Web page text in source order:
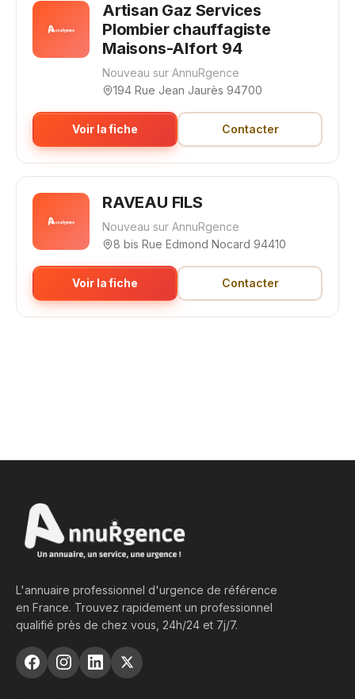
Artisan Gaz Services
Plombier chauffagiste
Maisons-Alfort 94
Nouveau sur AnnuRgence
194 Rue Jean Jaurès 94700
Voir la fiche Contacter
RAVEAU FILS
Nouveau sur AnnuRgence
8 bis Rue Edmond Nocard 94410
Voir la fiche Contacter
L'annuaire professionnel d'urgence de référence
en France. Trouvez rapidement un professionnel
qualifié près de chez vous, 24h/24 et 7j/7.